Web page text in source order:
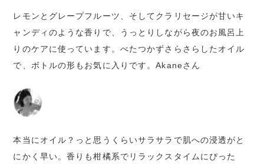
レモンとグレープフルーツ、そしてクラリセージが甘いキ
ャンディのような香りで、うっとりしながら夜のお風呂上
りのケアに使っています。べたつかずさらさらしたオイル
で、ボトルの形もお気に入りです。Akaneさん
本当にオイル？っと思うくらいサラサラで肌への浸透がと
にかく早い。香りも柑橘系でリラックスタイムにぴった